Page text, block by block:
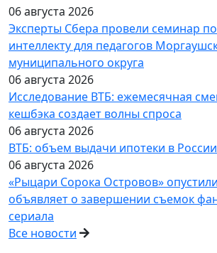
06 августа 2026
Эксперты Сбера провели семинар
интеллекту для педагогов
муниципального округа
06 августа 2026
Исследование ВТБ: ежемесячная
кешбэка создает волны спроса
06 августа 2026
ВТБ: объем выдачи ипотеки в
06 августа 2026
«Рыцари Сорока Островов»
объявляет о завершении съемок
сериала
Все новости